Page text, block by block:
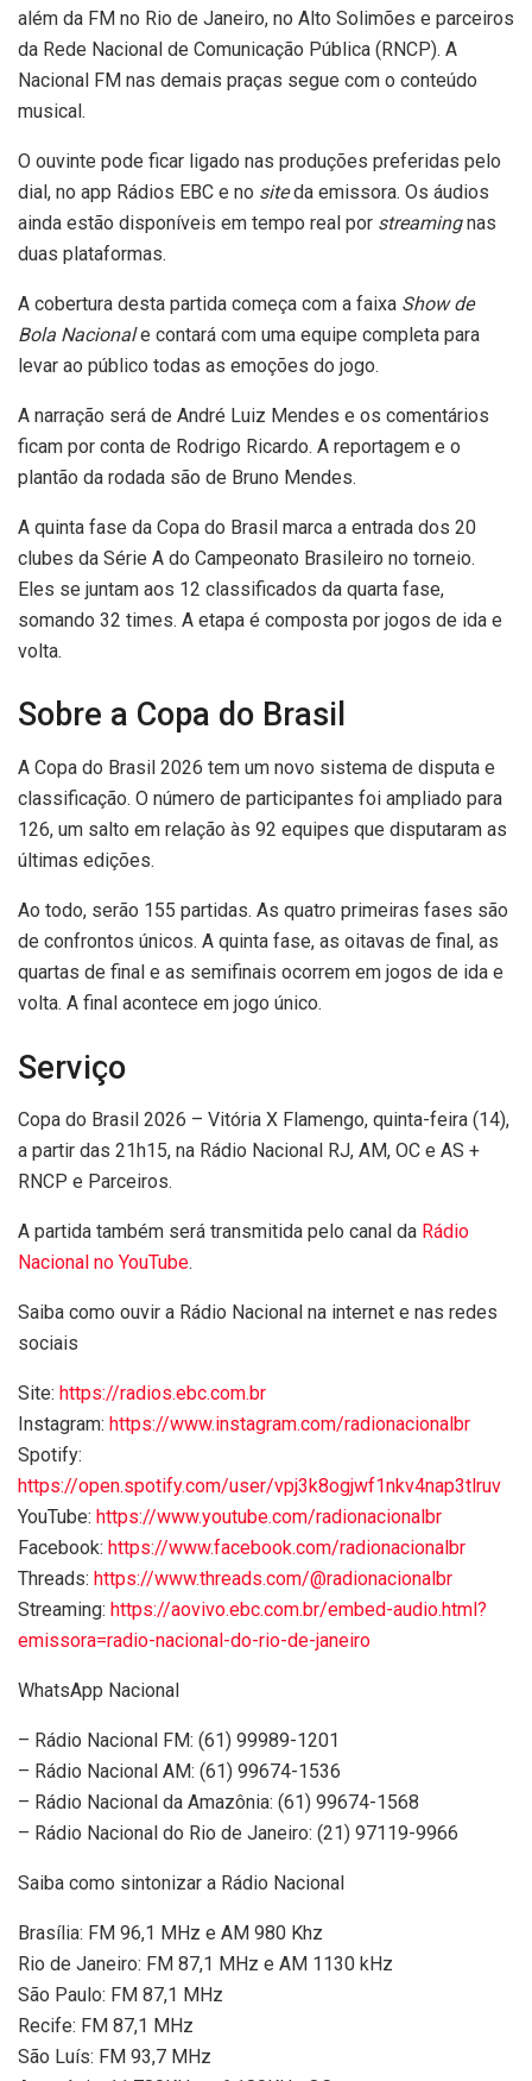
além da FM no Rio de Janeiro, no Alto Solimões e parceiros
da Rede Nacional de Comunicação Pública (RNCP). A
Nacional FM nas demais praças segue com o conteúdo
musical.
O ouvinte pode ficar ligado nas produções preferidas pelo
dial, no app Rádios EBC e no siteda emissora. Os áudios
ainda estão disponíveis em tempo real por streamingnas
duas plataformas.
A cobertura desta partida começa com a faixa Show de
Bola Nacionale contará com uma equipe completa para
levar ao público todas as emoções do jogo.
A narração será de André Luiz Mendes e os comentários
ficam por conta de Rodrigo Ricardo. A reportagem e o
plantão da rodada são de Bruno Mendes.
A quinta fase da Copa do Brasil marca a entrada dos 20
clubes da Série A do Campeonato Brasileiro no torneio.
Eles se juntam aos 12 classificados da quarta fase,
somando 32 times. A etapa é composta por jogos de ida e
volta.
Sobre a Copa do Brasil
A Copa do Brasil 2026 tem um novo sistema de disputa e
classificação. O número de participantes foi ampliado para
126, um salto em relação às 92 equipes que disputaram as
últimas edições.
Ao todo, serão 155 partidas. As quatro primeiras fases são
de confrontos únicos. A quinta fase, as oitavas de final, as
quartas de final e as semifinais ocorrem em jogos de ida e
volta. A final acontece em jogo único.
Serviço
Copa do Brasil 2026 – Vitória X Flamengo, quinta-feira (14),
a partir das 21h15, na Rádio Nacional RJ, AM, OC e AS +
RNCP e Parceiros.
A partida também será transmitida pelo canal da Rádio
Nacional no YouTube.
Saiba como ouvir a Rádio Nacional na internet e nas redes
sociais
Site: https://radios.ebc.com.br
Instagram: https://www.instagram.com/radionacionalbr
Spotify:
https://open.spotify.com/user/vpj3k8ogjwf1nkv4nap3tlruv
YouTube: https://www.youtube.com/radionacionalbr
Facebook: https://www.facebook.com/radionacionalbr
Threads: https://www.threads.com/@radionacionalbr
Streaming: https://aovivo.ebc.com.br/embed-audio.html?
emissora=radio-nacional-do-rio-de-janeiro
WhatsApp Nacional
– Rádio Nacional FM: (61) 99989-1201
– Rádio Nacional AM: (61) 99674-1536
– Rádio Nacional da Amazônia: (61) 99674-1568
– Rádio Nacional do Rio de Janeiro: (21) 97119-9966
Saiba como sintonizar a Rádio Nacional
Brasília: FM 96,1 MHz e AM 980 Khz
Rio de Janeiro: FM 87,1 MHz e AM 1130 kHz
São Paulo: FM 87,1 MHz
Recife: FM 87,1 MHz
São Luís: FM 93,7 MHz